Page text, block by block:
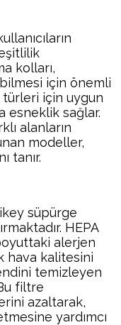
kolları,
için önemli
türleri için uygun
esneklik sağlar.
alanların
modeller,
tanır.
süpürge
HEPA
alerjen
hava kalitesini
temizleyen
filtre
azaltarak,
yardımcı